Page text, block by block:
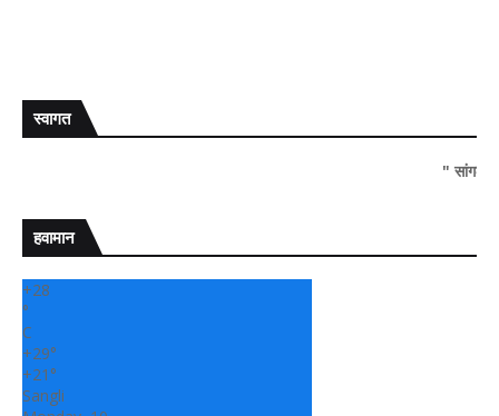
स्वागत
" सांगली दर्पण न्यूज वर
हवामान
+28
°
C
+29°
+21°
Sangli